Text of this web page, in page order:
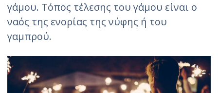
γάμου. Τόπος τέλεσης του γάμου είναι ο
ναός της ενορίας της νύφης ή του
γαμπρού.